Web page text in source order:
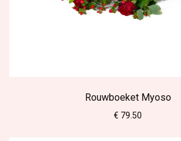
Rouwboeket Myoso
€ 79.50